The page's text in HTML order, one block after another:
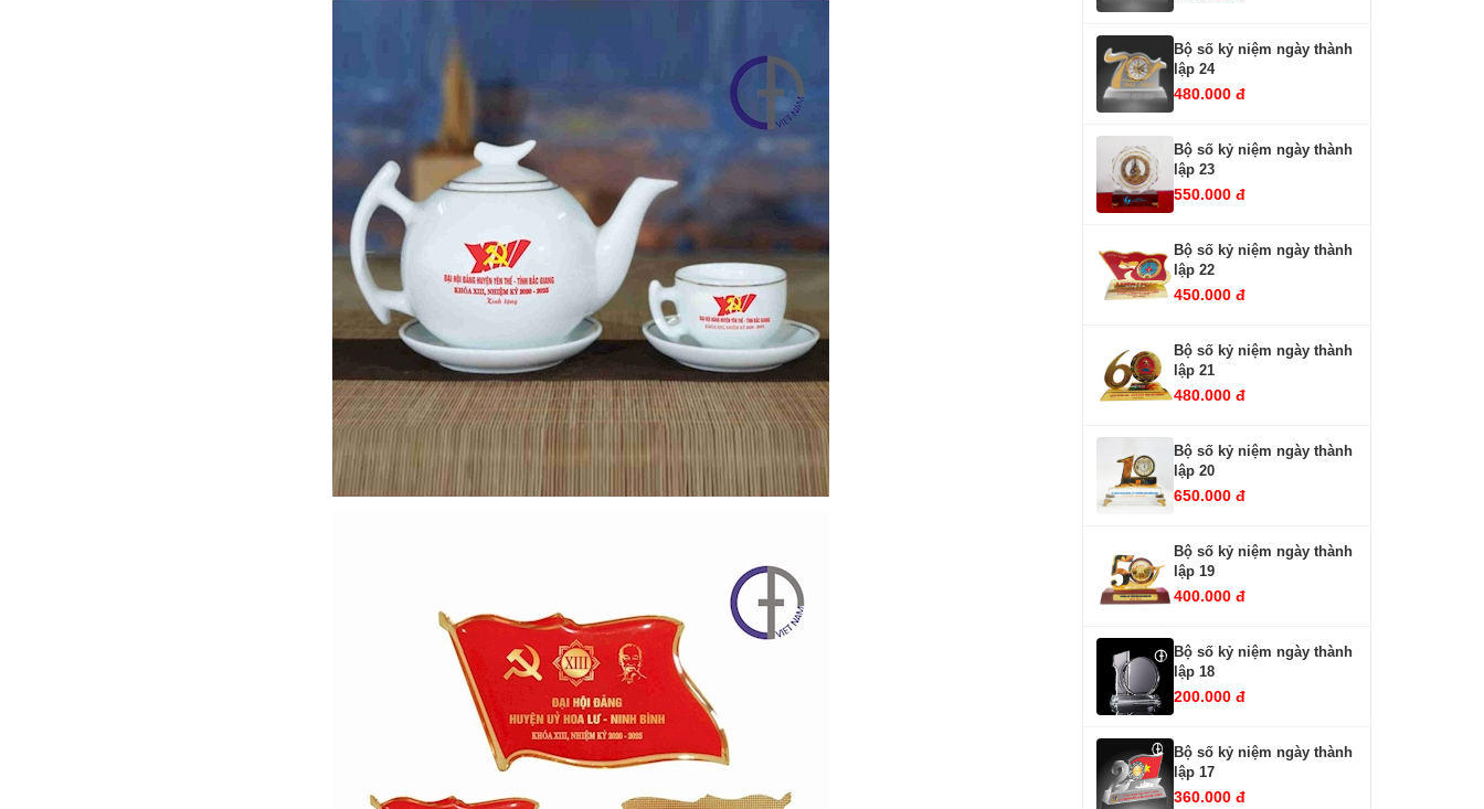
Bộ số kỷ niệm ngày thành
lập 24
480.000 đ
Bộ số kỷ niệm ngày thành
lập 23
550.000 đ
Bộ số kỷ niệm ngày thành
lập 22
450.000 đ
Bộ số kỷ niệm ngày thành
lập 21
480.000 đ
Bộ số kỷ niệm ngày thành
lập 20
650.000 đ
Bộ số kỷ niệm ngày thành
lập 19
400.000 đ
Bộ số kỷ niệm ngày thành
lập 18
200.000 đ
Bộ số kỷ niệm ngày thành
lập 17
360.000 đ